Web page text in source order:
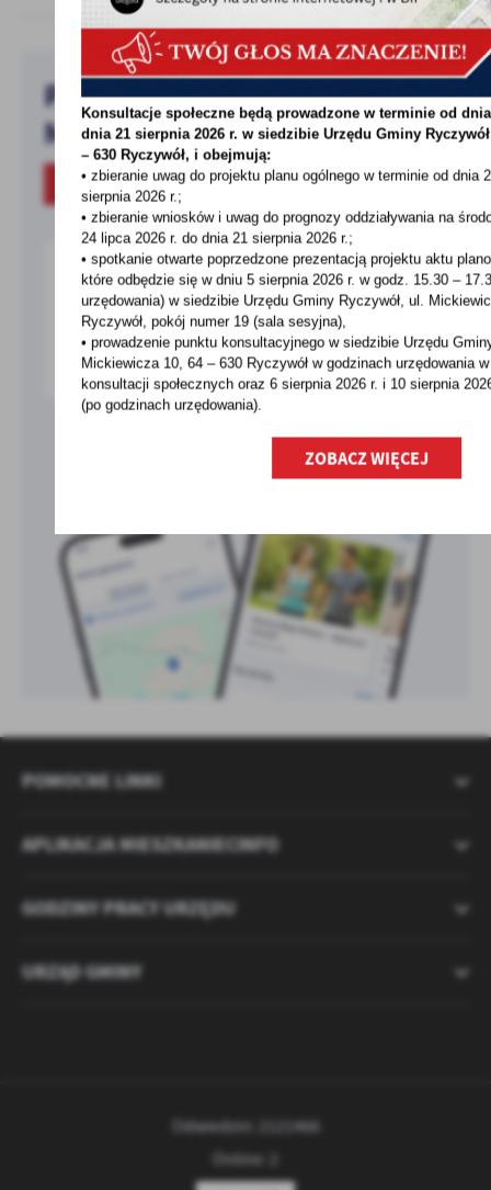
Pobierz bezpłatną aplikację
MieszkaniecINFO!
O APLIKACJI
POMOCNE LINKI
APLIKACJA MIESZKANIECINFO
GODZINY PRACY URZĘDU
URZĄD GMINY
Odwiedzin: 2121466
Online: 2
Konsultacje społeczne będą prowadzone w terminie od
dnia 21 sierpnia 2026 r. w siedzibie Urzędu Gminy
– 630 Ryczywół, i obejmują:
• zbieranie uwag do projektu planu ogólnego w terminie od dnia
sierpnia 2026 r.;
• zbieranie wniosków i uwag do prognozy oddziaływania na
24 lipca 2026 r. do dnia 21 sierpnia 2026 r.;
• spotkanie otwarte poprzedzone prezentacją projektu aktu
które odbędzie się w dniu 5 sierpnia 2026 r. w godz. 15.30 –
urzędowania) w siedzibie Urzędu Gminy Ryczywół, ul.
Ryczywół, pokój numer 19 (sala sesyjna),
• prowadzenie punktu konsultacyjnego w siedzibie Urzędu
Mickiewicza 10, 64 – 630 Ryczywół w godzinach urzędowania
konsultacji społecznych oraz 6 sierpnia 2026 r. i 10 sierpnia
(po godzinach urzędowania).
ZOBACZ WIĘCEJ